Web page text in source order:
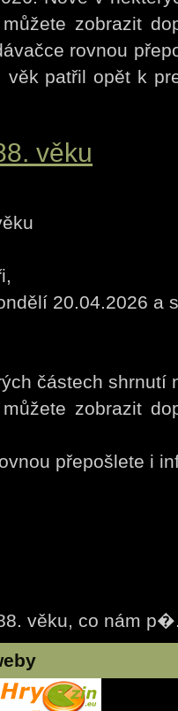
zobrazit
rovnou
věk patřil opět k
věku
20.04.2026 a
částech shrnutí
zobrazit
přepošlete i
věku, co nám